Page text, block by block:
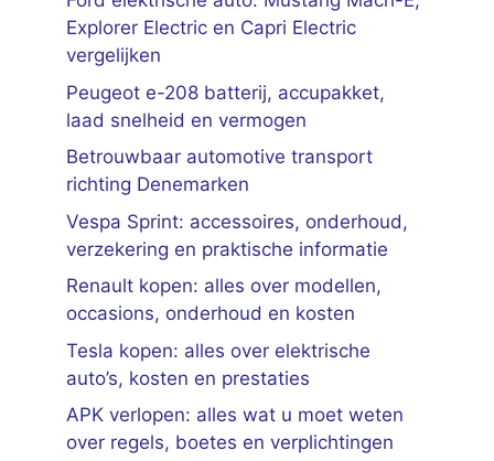
Explorer Electric en Capri Electric
vergelijken
Peugeot e-208 batterij, accupakket,
laad snelheid en vermogen
Betrouwbaar automotive transport
richting Denemarken
Vespa Sprint: accessoires, onderhoud,
verzekering en praktische informatie
Renault kopen: alles over modellen,
occasions, onderhoud en kosten
Tesla kopen: alles over elektrische
auto’s, kosten en prestaties
APK verlopen: alles wat u moet weten
over regels, boetes en verplichtingen